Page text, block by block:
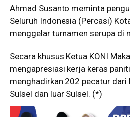
Ahmad Susanto meminta
Seluruh Indonesia (Percasi)
menggelar turnamen serupa di
Secara khusus Ketua KONI
mengapresiasi kerja keras
menghadirkan 202 pecatur dari
Sulsel dan luar Sulsel. (*)